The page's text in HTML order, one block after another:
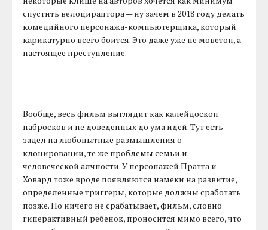
спустить велоцираптора — ну зачем в 2018 году делать
комедийного персонажа-компьютерщика, который
карикатурно всего боится. Это даже уже не моветон, а
настоящее преступление.
Вообще, весь фильм выглядит как калейдоскоп
набросков и не доведенных до ума идей. Тут есть
задел на любопытные размышления о
клонировании, те же проблемы семьи и
человеческой алчности. У персонажей Пратта и
Ховард тоже вроде появляются намеки на развитие,
определенные триггеры, которые должны сработать
позже. Но ничего не срабатывает, фильм, словно
гиперактивный ребенок, проносится мимо всего, что